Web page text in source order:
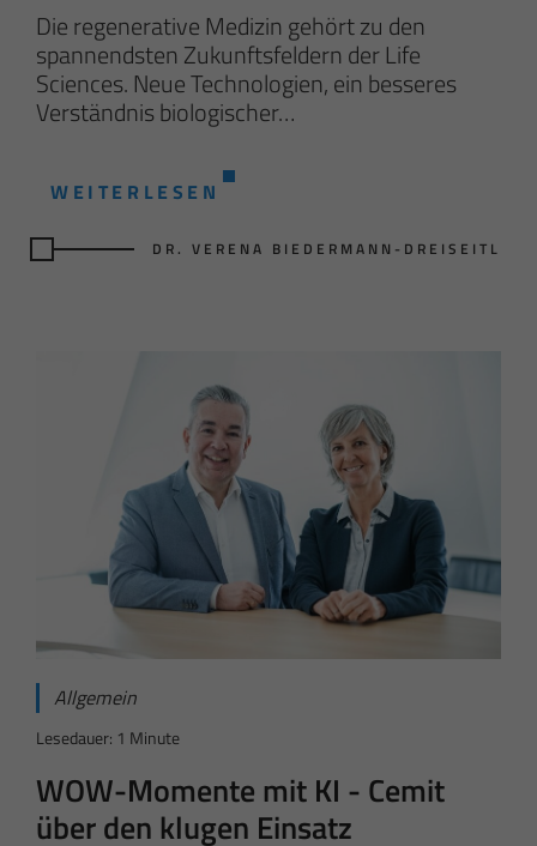
Die regenerative Medizin gehört zu den
spannendsten Zukunftsfeldern der Life
Sciences. Neue Technologien, ein besseres
Verständnis biologischer…
WEITERLESEN
DR. VERENA BIEDERMANN-DREISEITL
Allgemein
Lesedauer: 1 Minute
WOW-Momente mit KI - Cemit
über den klugen Einsatz